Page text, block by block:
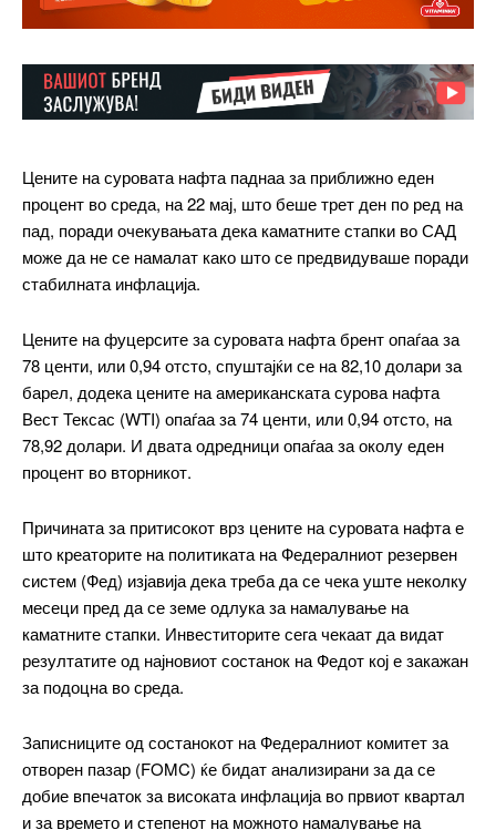
Цените на суровата нафта паднаа за приближно еден
процент во среда, на 22 мај, што беше трет ден по ред на
пад, поради очекувањата дека каматните стапки во САД
може да не се намалат како што се предвидуваше поради
стабилната инфлација.
Цените на фуцерсите за суровата нафта брент опаѓаа за
78 центи, или 0,94 отсто, спуштајќи се на 82,10 долари за
барел, додека цените на американската сурова нафта
Вест Тексас (WTI) опаѓаа за 74 центи, или 0,94 отсто, на
78,92 долари. И двата одредници опаѓаа за околу еден
процент во вторникот.
Причината за притисокот врз цените на суровата нафта е
што креаторите на политиката на Федералниот резервен
систем (Фед) изјавија дека треба да се чека уште неколку
месеци пред да се земе одлука за намалување на
каматните стапки. Инвеститорите сега чекаат да видат
резултатите од најновиот состанок на Федот кој е закажан
за подоцна во среда.
Записниците од состанокот на Федералниот комитет за
отворен пазар (FOMC) ќе бидат анализирани за да се
добие впечаток за високата инфлација во првиот квартал
и за времето и степенот на можното намалување на